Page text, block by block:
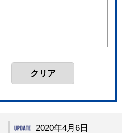
2020年4月6日